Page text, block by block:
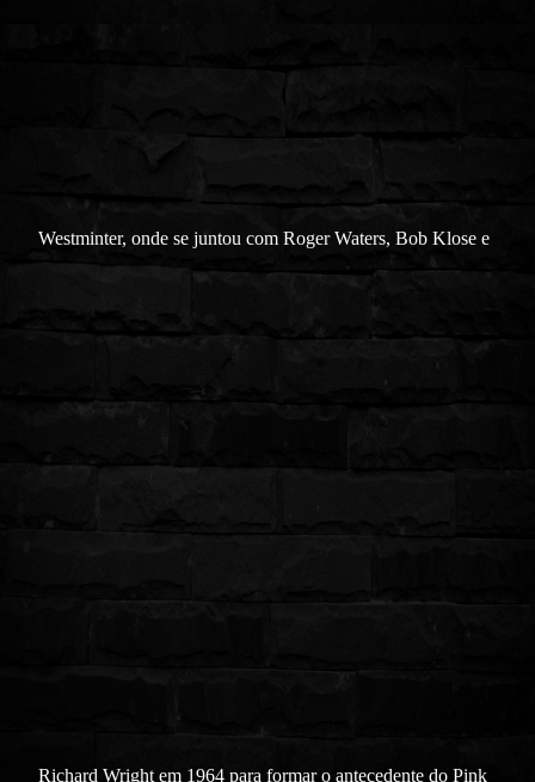
Westminter, onde se juntou com Roger Waters, Bob Klose e
Richard Wright em 1964 para formar o antecedente do Pink